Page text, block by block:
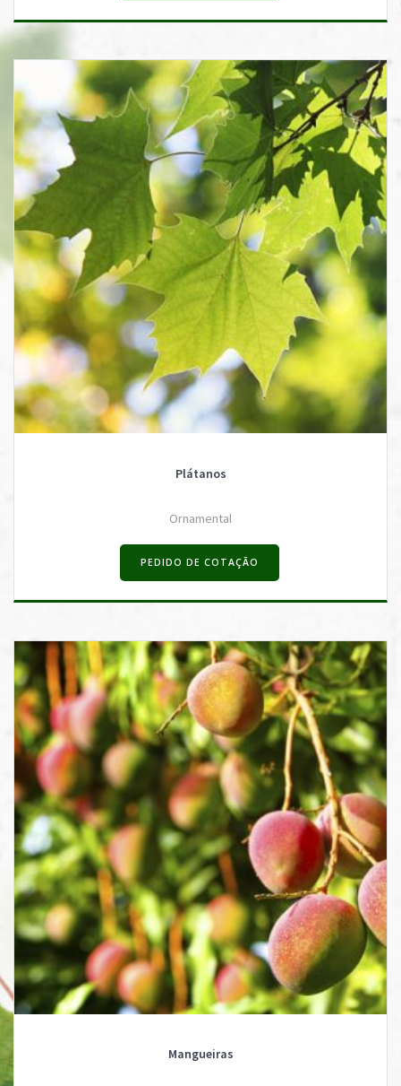
Plátanos
Ornamental
PEDIDO DE COTAÇÃO
Mangueiras